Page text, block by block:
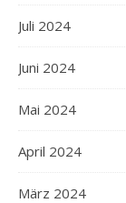
Juli 2024
Juni 2024
Mai 2024
April 2024
März 2024